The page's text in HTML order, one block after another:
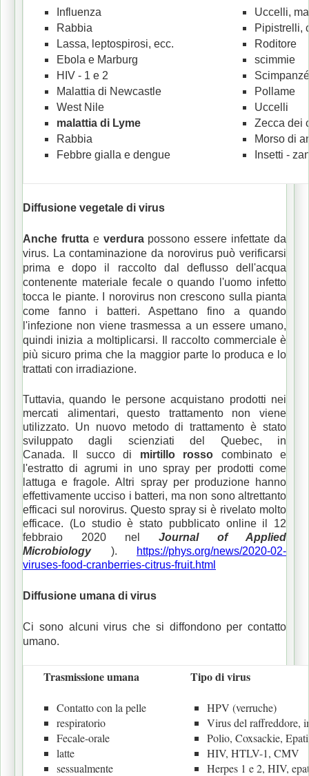
Influenza
Rabbia
Lassa, leptospirosi, ecc.
Ebola e Marburg
HIV - 1 e 2
Malattia di Newcastle
West Nile
malattia di Lyme
Rabbia
Febbre gialla e dengue
Uccelli,
Pipistrelli,
Roditore
scimmie
Pollame
Uccelli
Zecca dei
Morso di
Insetti -
Diffusione vegetale di virus
Anche fruttaeverdurapossono essere infettate da
virus. La contaminazione da norovirus può verificarsi
prima e dopo il raccolto dal deflusso dell'acqua
contenente materiale fecale o quando l'uomo infetto
tocca le piante.
I norovirus non crescono sulla pianta
come fanno i batteri.Aspettano fino a quando
l'infezione non viene trasmessa a un essere umano,
quindi inizia a moltiplicarsi.
Il raccolto commerciale è
più sicuro prima che la maggior parte lo produca e lo
trattati con irradiazione.
Tuttavia, quando le persone acquistano prodotti nei
mercati alimentari, questo trattamento non viene
utilizzato. Un nuovo metodo di trattamento è stato
sviluppato dagli scienziati del Quebec, in
Canada.
succo di mirtillo rosso combinatoe
l'estratto di agrumi in uno spray per prodotti come
lattuga e fragole.Altri spray per produzione hanno
effettivamente ucciso i batteri, ma non sono altrettanto
efficaci sul norovirus. Questo spray si è rivelato molto
efficace. (Lo studio è stato pubblicato online il 12
febbraio 2020 nel Journal of Applied
Microbiology).
https://phys.org/news/2020-02-
viruses-food-cranberries-citrus-fruit.html
Diffusione umana di virus
Ci sono alcuni virus che si diffondono per contatto
umano.
Trasmissione umana
Contatto con la pelle
respiratorio
Fecale-orale
latte
sessualmente
Tipo di virus
HPV (verruche)
Virus del raffreddore,
Polio, Coxsackie,
HIV, HTLV-1, CMV
Herpes 1 e 2, HIV,